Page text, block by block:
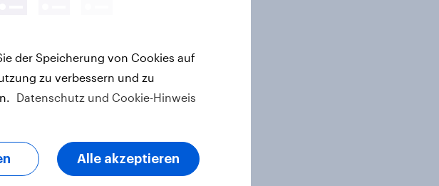
der Speicherung von Cookies auf
zu verbessern und zu
Datenschutz und Cookie-Hinweis
Alle akzeptieren